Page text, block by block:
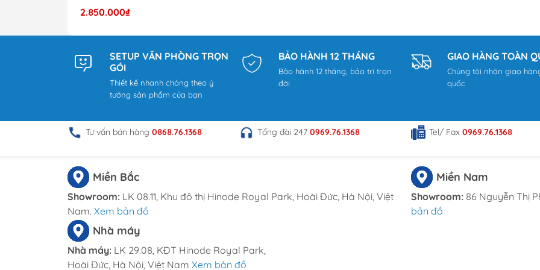
HCM : 86 Nguyễn Thị Pha, ấp 6, xã Đông Thạnh, Hóc Môn, TP HCM
2.850.000₫
SETUP VĂN PHÒNG TRỌN
GÓI
Thiết kế nhanh chóng theo ý
tưởng sản phẩm của bạn
BẢO HÀNH 12 THÁNG
Bảo hành 12 tháng, bảo trì trọn
đời
GIAO HÀNG TOÀN
Chúng tôi nhận giao
quốc
Tư vấn bán hàng 0868.76.1368 Tổng đài 247 0969.76.1368 Tel/ Fax 0969.76.1368
Miền Bắc
Showroom: LK 08.11, Khu đô thị Hinode Royal Park, Hoài Đức, Hà Nội, Việt
Nam. Xem bản đồ
Miền Nam
Showroom: 86 Nguyễn Thị
bản đồ
Nhà máy
Nhà máy: LK 29.08, KĐT Hinode Royal Park,
Hoài Đức, Hà Nội, Việt Nam Xem bản đồ